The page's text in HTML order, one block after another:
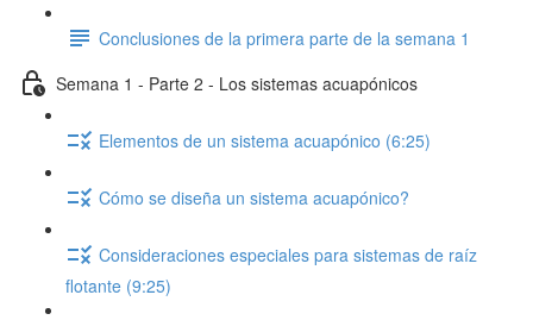
Conclusiones de la primera parte de la semana 1
Semana 1 - Parte 2 - Los sistemas acuapónicos
Elementos de un sistema acuapónico (6:25)
Cómo se diseña un sistema acuapónico?
Consideraciones especiales para sistemas de raíz
flotante (9:25)